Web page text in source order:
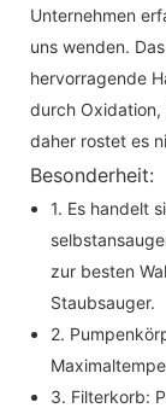
Unternehmen
uns wenden.
hervorragende
durch Oxidation,
daher rostet es
Besonderheit:
1. Es handelt
zur besten
Staubsauger.
2.
3. Filterkorb: